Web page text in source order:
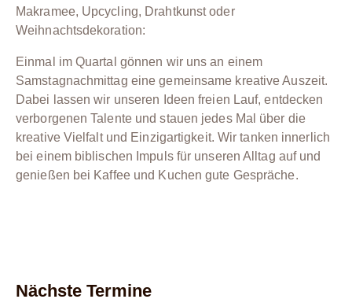
Makramee, Upcycling, Drahtkunst oder
Weihnachtsdekoration:
Einmal im Quartal gönnen wir uns an einem
Samstagnachmittag eine gemeinsame kreative Auszeit.
Dabei lassen wir unseren Ideen freien Lauf, entdecken
verborgenen Talente und stauen jedes Mal über die
kreative Vielfalt und Einzigartigkeit. Wir tanken innerlich
bei einem biblischen Impuls für unseren Alltag auf und
genießen bei Kaffee und Kuchen gute Gespräche.
Nächste Termine